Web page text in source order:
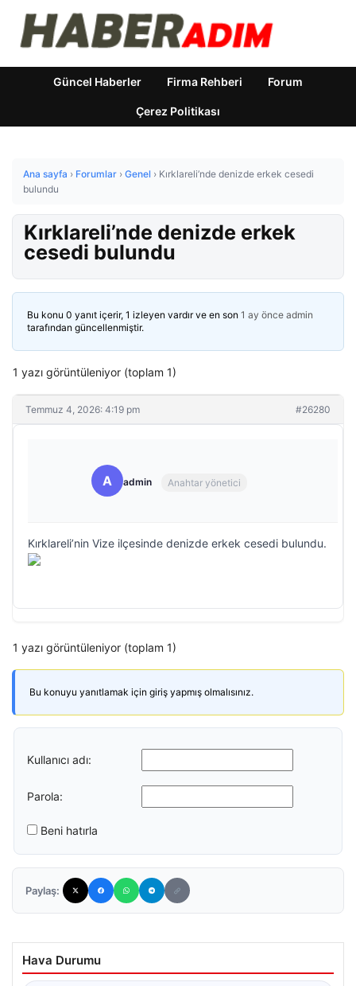
Güncel Haberler Firma Rehberi Forum
Çerez Politikası
Ana sayfa › Forumlar › Genel › Kırklareli’nde denizde erkek cesedi
bulundu
Kırklareli’nde denizde erkek
cesedi bulundu
Bu konu 0 yanıt içerir, 1 izleyen vardır ve en son 1 ay önce admin
tarafından güncellenmiştir.
1 yazı görüntüleniyor (toplam 1)
Temmuz 4, 2026: 4:19 pm #26280
A admin Anahtar yönetici
Kırklareli’nin Vize ilçesinde denizde erkek cesedi bulundu.
1 yazı görüntüleniyor (toplam 1)
Bu konuyu yanıtlamak için giriş yapmış olmalısınız.
Kullanıcı adı:
Parola:
Beni hatırla
Paylaş:
Hava Durumu